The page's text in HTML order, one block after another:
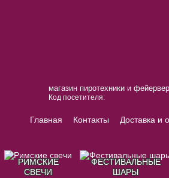
магазин пиротехники и
Код посетителя:
Главная Контакты Доставка и
РИМСКИЕ
СВЕЧИ
ФЕСТИВАЛЬНЫЕ
ШАРЫ